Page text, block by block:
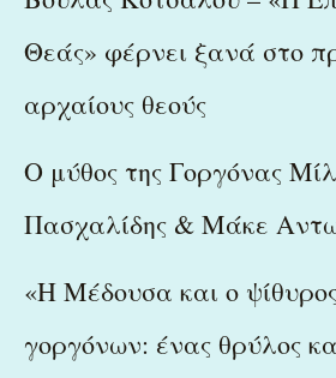
Θεάς» φέρνει ξανά στο
αρχαίους θεούς
Ο μύθος της Γοργόνας
Πασχαλίδης & Μάκε
«Η Μέδουσα και ο
γοργόνων: ένας θρύλος